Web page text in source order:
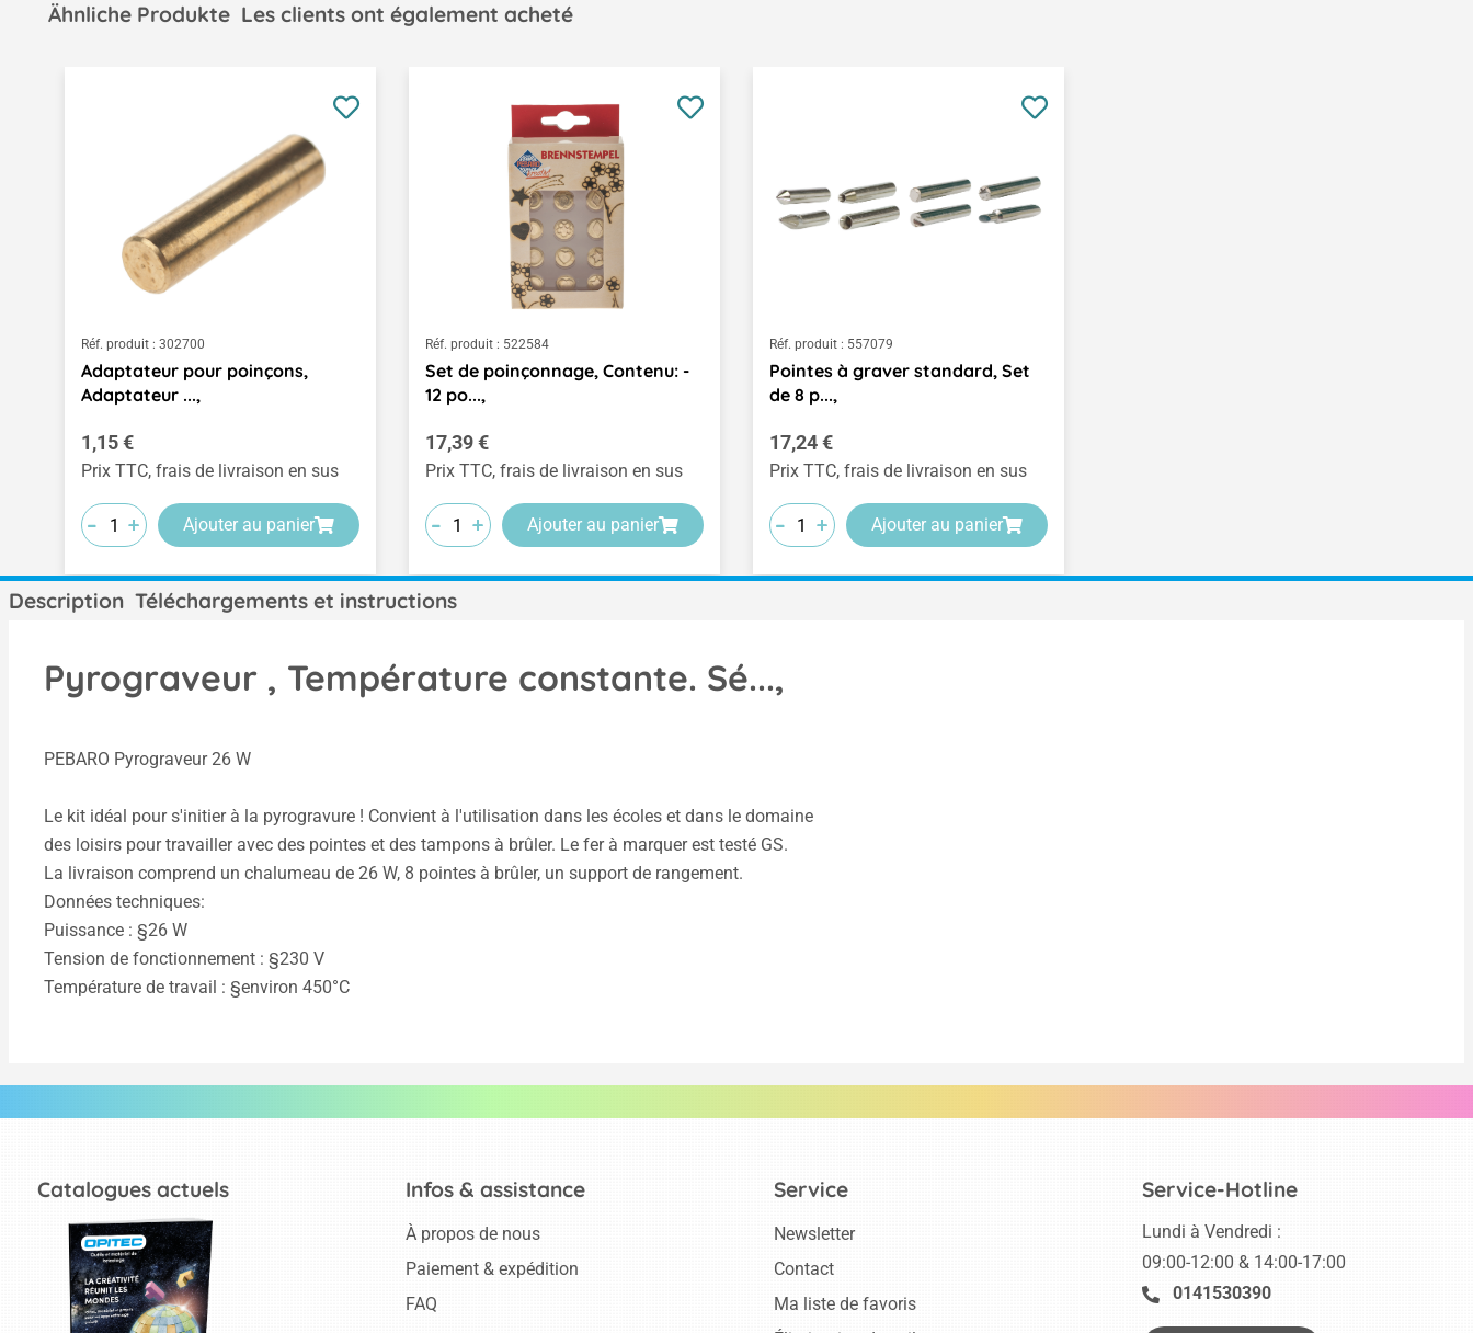
Ähnliche Produkte Les clients ont également acheté
Réf. produit : 302700
Adaptateur pour poinçons,
Adaptateur ...,
Prix régulier :
1,15 €
Prix TTC, frais de livraison en sus
-
-
- +
+
+ Ajouter au panier
Réf. produit : 522584
Set de poinçonnage, Contenu: -
12 po...,
Prix régulier :
17,39 €
Prix TTC, frais de livraison en sus
-
-
- +
+
+ Ajouter au panier
Réf. produit : 557079
Pointes à graver standard, Set
de 8 p...,
Prix régulier :
17,24 €
Prix TTC, frais de livraison en sus
-
-
- +
+
+ Ajouter au panier
Description Téléchargements et instructions
Pyrograveur , Température constante. Sé...,
PEBARO Pyrograveur 26 W
Le kit idéal pour s'initier à la pyrogravure ! Convient à l'utilisation dans les écoles et dans le domaine
des loisirs pour travailler avec des pointes et des tampons à brûler. Le fer à marquer est testé GS.
La livraison comprend un chalumeau de 26 W, 8 pointes à brûler, un support de rangement.
Données techniques:
Puissance : §26 W
Tension de fonctionnement : §230 V
Température de travail : §environ 450°C
Catalogues actuels Service-Hotline
Lundi à Vendredi :
09:00-12:00 & 14:00-17:00
0141530390
Infos & assistance
À propos de nous
Paiement & expédition
FAQ
Service
Newsletter
Contact
Ma liste de favoris